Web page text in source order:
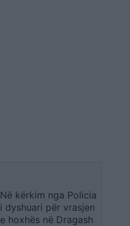
Në kërkim nga Policia
i dyshuari për vrasjen
e hoxhës në Dragash